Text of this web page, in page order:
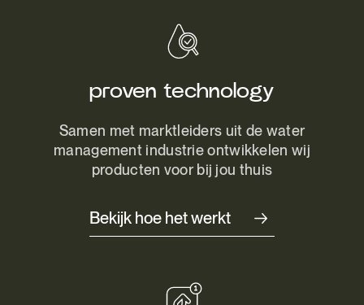
proven technology
Samen met marktleiders uit de water
management industrie ontwikkelen wij
producten voor bij jou thuis
Bekijk hoe het werkt